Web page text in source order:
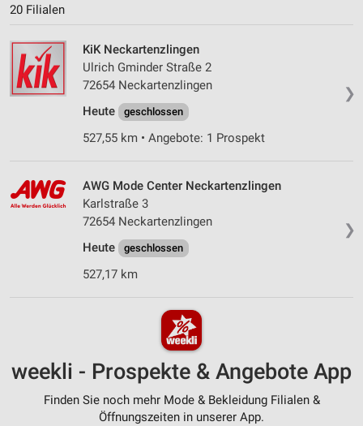
20 Filialen
❯
KiK Neckartenzlingen
Ulrich Gminder Straße 2
72654 Neckartenzlingen
Heute
geschlossen
527,55 km • Angebote: 1 Prospekt
❯
AWG Mode Center Neckartenzlingen
Karlstraße 3
72654 Neckartenzlingen
Heute
geschlossen
527,17 km
weekli - Prospekte & Angebote App
Finden Sie noch mehr Mode & Bekleidung Filialen &
Öffnungszeiten in unserer App.